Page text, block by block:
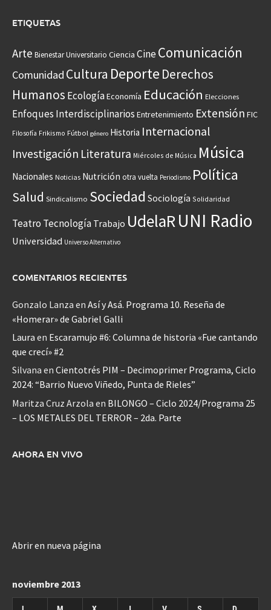
ETIQUETAS
Arte Bienestar Universitario Ciencia CineComunicación
Comunidad Cultura Deporte Derechos
Humanos EcologíaEconomía Educación Elecciones
Enfoques Interdisciplinarios Entretenimiento Extensión FIC
Filosofía Frikismo Fútbol género Historia Internacional
Investigación Literatura Miércoles de Música Música
Nacionales Noticias Nutrición otra vuelta Periodismo Política
Salud Sindicalismo Sociedad Sociología Solidaridad
Teatro Tecnología Trabajo UdelaR UNI Radio
Universidad Universo Alternativo
COMENTARIOS RECIENTES
Gonzalo Lanza en Así y Asá. Programa 10. Reseña de
«Homerar» de Gabriel Galli
Laura en Escaramujo #6: Columna de historia «Fue cantando
que crecí» #2
Silvana en Cientotrés PIM – Decimoprimer Programa, Ciclo
2024: “Barrio Nuevo Viñedo, Punta de Rieles”
Maritza Cruz Arzola en BILONGO – Ciclo 2024/Programa 25
– LOS METALES DEL TERROR – 2da. Parte
AHORA EN VIVO
Abrir en nueva página
noviembre 2013